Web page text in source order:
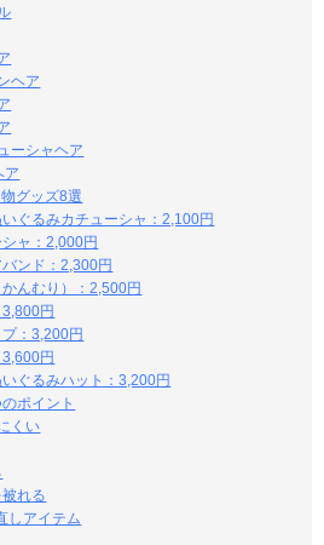
ヘア
ーシャヘア
ア
グッズ8選
ぐるみカチューシャ：2,100円
ャ：2,000円
ンド：2,300円
んむり）：2,500円
円
：3,200円
円
ぐるみハット：3,200円
ポイント
くい
れる
しアイテム